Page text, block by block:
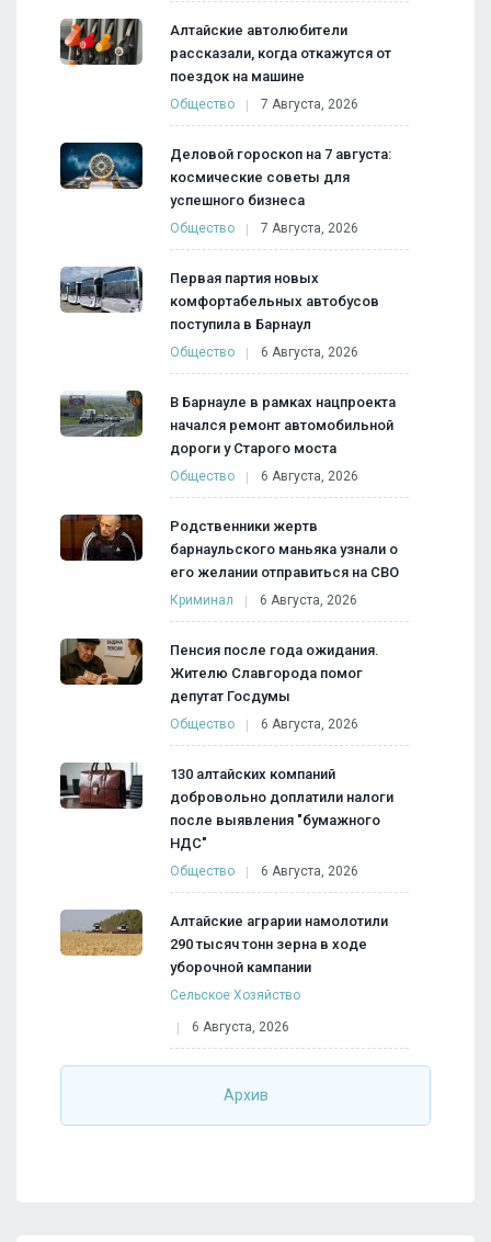
Алтайские автолюбители
рассказали, когда откажутся от
поездок на машине
Общество 7 Августа, 2026
Деловой гороскоп на 7 августа:
космические советы для
успешного бизнеса
Общество 7 Августа, 2026
Первая партия новых
комфортабельных автобусов
поступила в Барнаул
Общество 6 Августа, 2026
В Барнауле в рамках нацпроекта
начался ремонт автомобильной
дороги у Старого моста
Общество 6 Августа, 2026
Родственники жертв
барнаульского маньяка узнали о
его желании отправиться на СВО
Криминал 6 Августа, 2026
Пенсия после года ожидания.
Жителю Славгорода помог
депутат Госдумы
Общество 6 Августа, 2026
130 алтайских компаний
добровольно доплатили налоги
после выявления "бумажного
НДС"
Общество 6 Августа, 2026
Алтайские аграрии намолотили
290 тысяч тонн зерна в ходе
уборочной кампании
Сельское Хозяйство
6 Августа, 2026
Архив